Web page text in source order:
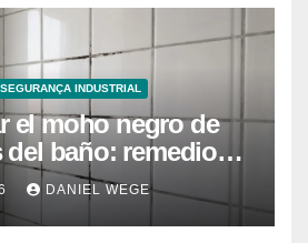
INDUSTRIAL
el moho negro de
del baño: remedios
DANIEL WEGE